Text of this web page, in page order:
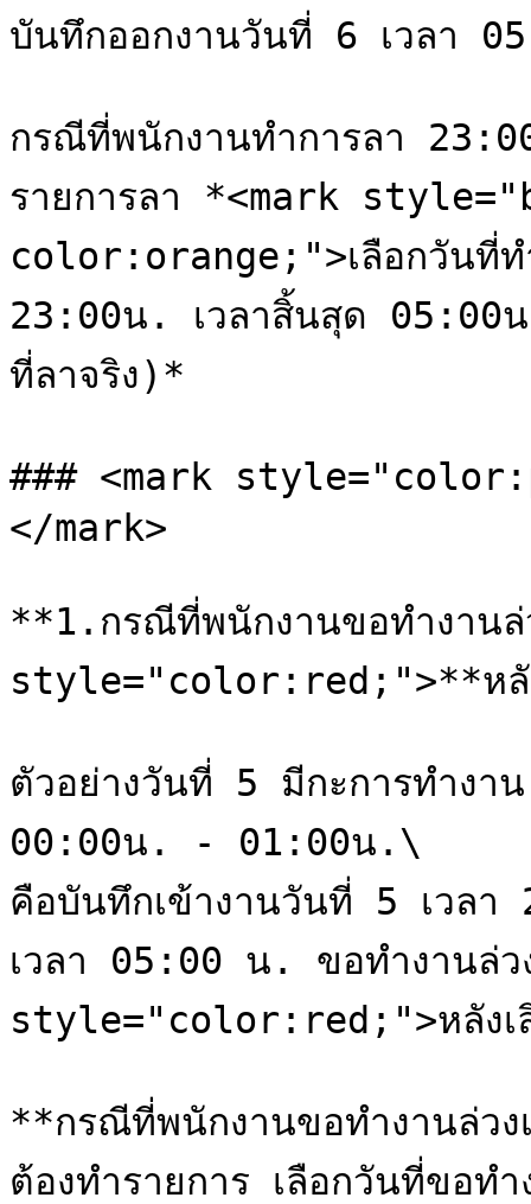
บันทึกออกงานวันที่ 6 เวลา
กรณีที่พนักงานทำการลา
รายการลา *<mark
color:orange;">เลือกวันที่ท
23:00น. เวลาสิ้นสุด 05:00
ที่ลาจริง)*
### <mark
</mark>
**1.กรณีที่พนักงานขอทำงาน
style="color:red;">**หลัง
ตัวอย่างวันที่ 5 มีกะการทำ
00:00น. - 01:00น.\
คือบันทึกเข้างานวันที่ 5 เวล
เวลา 05:00 น. ขอทำงานล่ว
style="color:red;">หลังเ
**กรณีที่พนักงานขอทำงานล่ว
ต้องทำรายการ เลือกวันที่ขอท